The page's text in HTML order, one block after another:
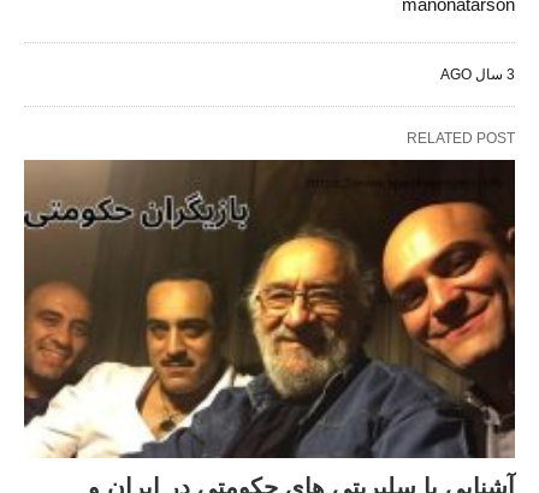
3 سال AGO
RELATED POST
آشنایی با سلبریتی های حکومتی در ایران و